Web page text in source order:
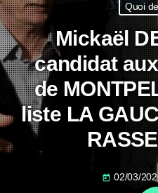
Quoi
Mickaël
candidat
de
liste LA
today 02/03/